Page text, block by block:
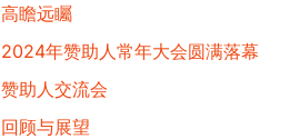
高瞻远矚
2024年赞助人常年大会圆满落幕
赞助人交流会
回顾与展望